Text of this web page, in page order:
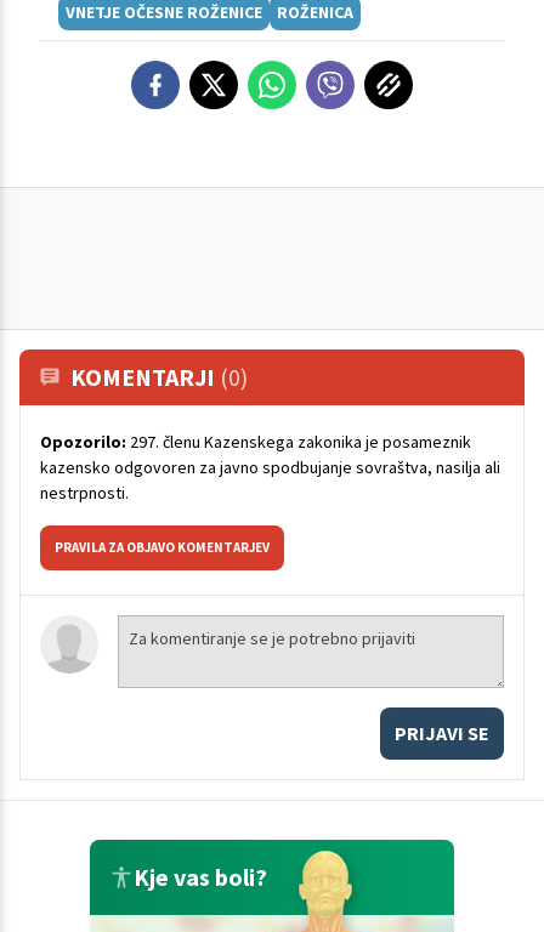
VNETJE OČESNE ROŽENICE
ROŽENICA
KOMENTARJI (0)
Opozorilo: 297. členu Kazenskega zakonika je posameznik
kazensko odgovoren za javno spodbujanje sovraštva, nasilja ali
nestrpnosti.
PRAVILA ZA OBJAVO KOMENTARJEV
PRIJAVI SE
Kje vas boli?